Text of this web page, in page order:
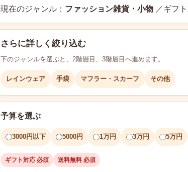
現在のジャンル： ファッション雑貨・小物 ／ギフ
さらに詳しく絞り込む
下のジャンルを選ぶと、2階層目、3階層目へ進めます。
レインウェア 手袋 マフラー・スカーフ その他
予算を選ぶ
3000円以下 5000円 1万円 3万円 5万円
ギフト対応 必須 送料無料 必須